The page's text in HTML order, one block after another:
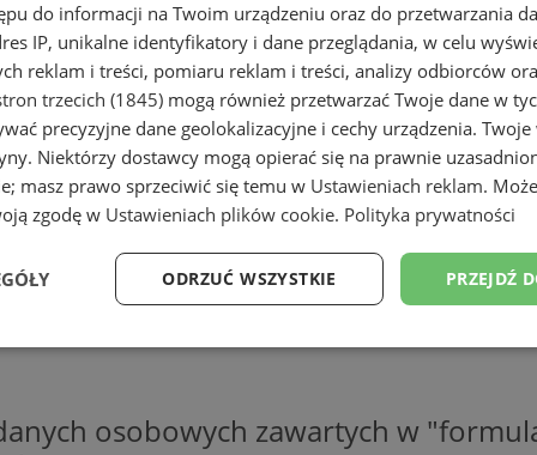
osobowych zawartych w
do informacji na Twoim urządzeniu oraz do przetwarzania
IP, unikalne identyfikatory i dane przeglądania, w celu
reklam i treści, pomiaru reklam i treści, analizy odbiorców
trzecich (1845) mogą również przetwarzać Twoje dane w
precyzyjne dane geolokalizacyjne i cechy urządzenia.
Niektórzy dostawcy mogą opierać się na prawnie
masz prawo sprzeciwić się temu w Ustawieniach reklam.
zgodę w Ustawieniach plików cookie. Polityka prywatności
PRZEJDŹ
ODRZUĆ WSZYSTKIE
Wydajność Targetowanie Funkcjonalność